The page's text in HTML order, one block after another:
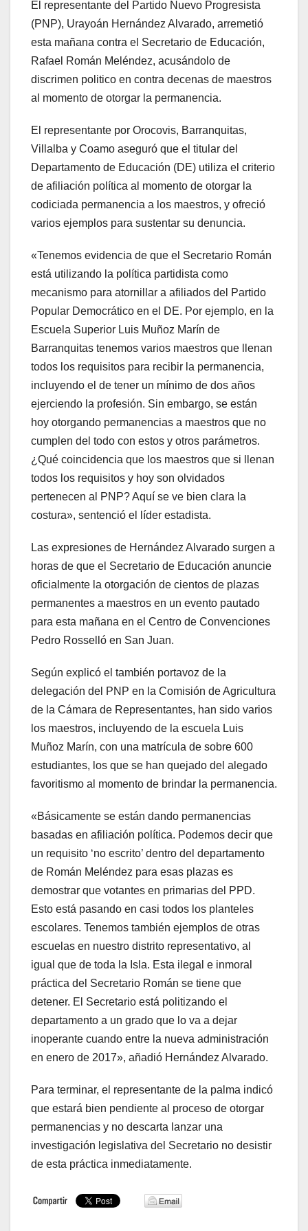
El representante del Partido Nuevo Progresista
(PNP), Urayoán Hernández Alvarado, arremetió
esta mañana contra el Secretario de Educación,
Rafael Román Meléndez, acusándolo de
discrimen politico en contra decenas de maestros
al momento de otorgar la permanencia.
El representante por Orocovis, Barranquitas,
Villalba y Coamo aseguró que el titular del
Departamento de Educación (DE) utiliza el criterio
de afiliación política al momento de otorgar la
codiciada permanencia a los maestros, y ofreció
varios ejemplos para sustentar su denuncia.
«Tenemos evidencia de que el Secretario Román
está utilizando la política partidista como
mecanismo para atornillar a afiliados del Partido
Popular Democrático en el DE. Por ejemplo, en la
Escuela Superior Luis Muñoz Marín de
Barranquitas tenemos varios maestros que llenan
todos los requisitos para recibir la permanencia,
incluyendo el de tener un mínimo de dos años
ejerciendo la profesión. Sin embargo, se están
hoy otorgando permanencias a maestros que no
cumplen del todo con estos y otros parámetros.
¿Qué coincidencia que los maestros que si llenan
todos los requisitos y hoy son olvidados
pertenecen al PNP? Aquí se ve bien clara la
costura», sentenció el líder estadista.
Las expresiones de Hernández Alvarado surgen a
horas de que el Secretario de Educación anuncie
oficialmente la otorgación de cientos de plazas
permanentes a maestros en un evento pautado
para esta mañana en el Centro de Convenciones
Pedro Rosselló en San Juan.
Según explicó el también portavoz de la
delegación del PNP en la Comisión de Agricultura
de la Cámara de Representantes, han sido varios
los maestros, incluyendo de la escuela Luis
Muñoz Marín, con una matrícula de sobre 600
estudiantes, los que se han quejado del alegado
favoritismo al momento de brindar la permanencia.
«Básicamente se están dando permanencias
basadas en afiliación política. Podemos decir que
un requisito ‘no escrito’ dentro del departamento
de Román Meléndez para esas plazas es
demostrar que votantes en primarias del PPD.
Esto está pasando en casi todos los planteles
escolares. Tenemos también ejemplos de otras
escuelas en nuestro distrito representativo, al
igual que de toda la Isla. Esta ilegal e inmoral
práctica del Secretario Román se tiene que
detener. El Secretario está politizando el
departamento a un grado que lo va a dejar
inoperante cuando entre la nueva administración
en enero de 2017», añadió Hernández Alvarado.
Para terminar, el representante de la palma indicó
que estará bien pendiente al proceso de otorgar
permanencias y no descarta lanzar una
investigación legislativa del Secretario no desistir
de esta práctica inmediatamente.